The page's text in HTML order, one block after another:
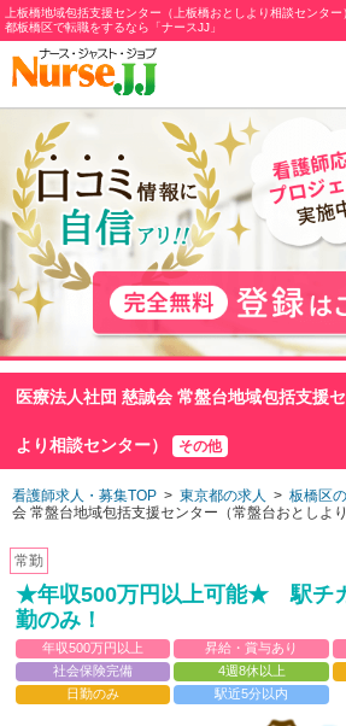
上板橋地域包括支援センター（上板橋おとしより相談センタ
都板橋区で転職をするなら「ナースJJ」
医療法人社団 慈誠会 常盤台地域包括支援
より相談センター） その他
看護師求人・募集TOP > 東京都の求人 > 板橋区
会 常盤台地域包括支援センター（常盤台おとしよ
常勤
★年収500万円以上可能★ 駅
勤のみ！
年収500万円以上 昇給・賞与あり
社会保険完備
4週8休以上
日勤のみ
駅近5分以内